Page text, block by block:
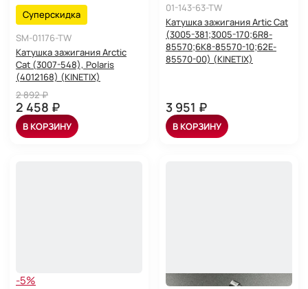
Суперскидка
SM-01176-TW
Катушка зажигания Arctic
Cat (3007-548), Polaris
(4012168) (KINETIX)
2 892 ₽
2 458 ₽
В КОРЗИНУ
01-143-63-TW
Катушка зажигания Artic Cat
(3005-381;3005-170;6R8-
85570;6K8-85570-10;62E-
85570-00) (KINETIX)
3 951 ₽
В КОРЗИНУ
-5%